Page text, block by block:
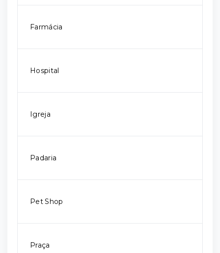
Farmácia
Hospital
Igreja
Padaria
Pet Shop
Praça